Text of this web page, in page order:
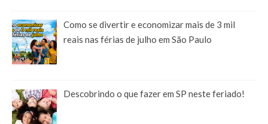
Como se divertir e economizar mais de 3 mil
reais nas férias de julho em São Paulo
Descobrindo o que fazer em SP neste feriado!